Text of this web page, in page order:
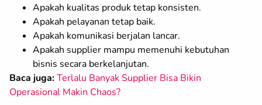
Apakah kualitas produk tetap konsisten.
Apakah pelayanan tetap baik.
Apakah komunikasi berjalan lancar.
Apakah supplier mampu memenuhi kebutuhan
bisnis secara berkelanjutan.
Baca juga:Terlalu Banyak Supplier Bisa Bikin
Operasional Makin Chaos?